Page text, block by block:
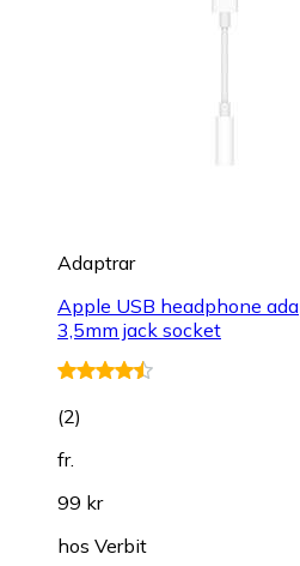
Adaptrar
Apple USB headphone
3,5mm jack socket
(2)
fr.
99 kr
hos Verbit